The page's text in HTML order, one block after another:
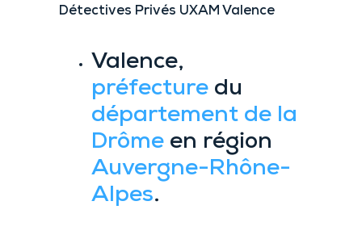
Détectives Privés UXAM Valence
Valence,
préfecturedu
département de la
Drômeen région
Auvergne-Rhône-
Alpes.